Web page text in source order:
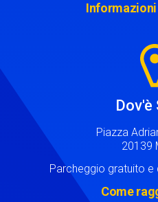
Dov'è
Piazza
20139
Parcheggio gratuito
Come